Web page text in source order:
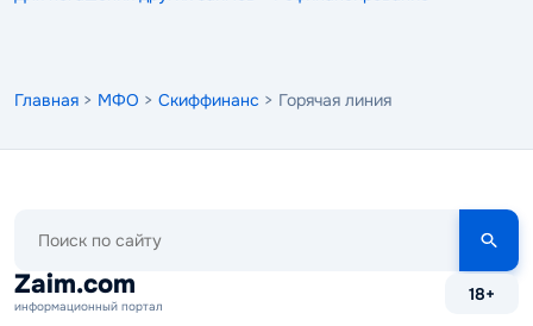
Главная > МФО > Скиффинанс > Горячая линия
сайту
Zaim.com
информационный портал
18+